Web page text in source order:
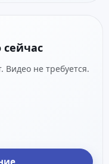
Видео не требуется.